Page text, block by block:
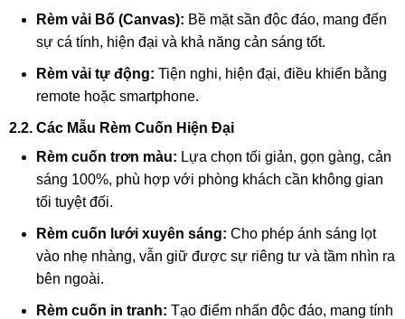
Rèm vải Bố (Canvas): Bề mặt sần độc đáo, mang đến
sự cá tính, hiện đại và khả năng cản sáng tốt.
Rèm vải tự động: Tiện nghi, hiện đại, điều khiển bằng
remote hoặc smartphone.
2.2. Các Mẫu Rèm Cuốn Hiện Đại
Rèm cuốn trơn màu: Lựa chọn tối giản, gọn gàng, cản
sáng 100%, phù hợp với phòng khách cần không gian
tối tuyệt đối.
Rèm cuốn lưới xuyên sáng: Cho phép ánh sáng lọt
vào nhẹ nhàng, vẫn giữ được sự riêng tư và tầm nhìn ra
bên ngoài.
Rèm cuốn in tranh: Tạo điểm nhấn độc đáo, mang tính